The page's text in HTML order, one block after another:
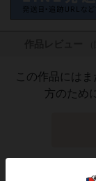
この作品には
方のため